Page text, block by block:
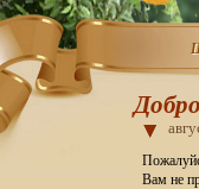
Вам не